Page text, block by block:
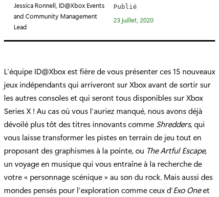
r
i
e
Jessica Ronnell, ID@Xbox Events
and Community Management
Lead
Publié
23 juillet, 2020
L’équipe ID@Xbox est fière de vous présenter ces 15 nouveaux
jeux indépendants qui arriveront sur Xbox avant de sortir sur
les autres consoles et qui seront tous disponibles sur Xbox
Series X ! Au cas où vous l’auriez manqué, nous avons déjà
dévoilé plus tôt des titres innovants comme Shredders, qui
vous laisse transformer les pistes en terrain de jeu tout en
proposant des graphismes à la pointe, ou The Artful Escape,
un voyage en musique qui vous entraîne à la recherche de
votre « personnage scénique » au son du rock. Mais aussi des
mondes pensés pour l’exploration comme ceux d’Exo Oneet